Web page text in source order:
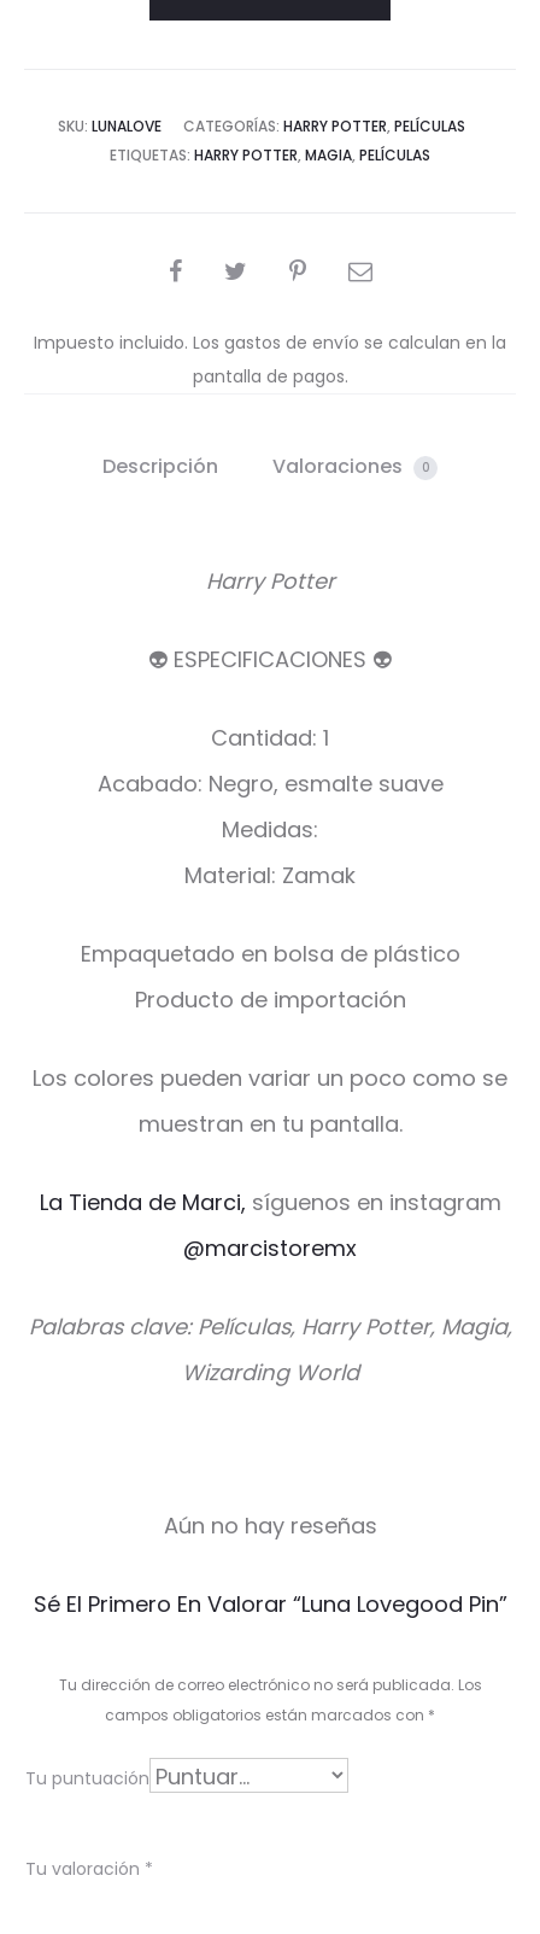
SKU: LUNALOVE CATEGORÍAS: HARRY POTTER, PELÍCULAS
ETIQUETAS: HARRY POTTER, MAGIA, PELÍCULAS
COMPARTIR
Impuesto incluido. Los gastos de envío se calculan en la
pantalla de pagos.
Descripción Valoraciones 0
Harry Potter
👽 ESPECIFICACIONES 👽
Cantidad: 1
Acabado: Negro, esmalte suave
Medidas:
Material: Zamak
Empaquetado en bolsa de plástico
Producto de importación
Los colores pueden variar un poco como se
muestran en tu pantalla.
La Tienda de Marci, síguenos en instagram
@marcistoremx
Palabras clave: Películas, Harry Potter, Magia,
Wizarding World
V
a
r
i
Aún no hay reseñas
Sé El Primero En Valorar “Luna Lovegood Pin”
Tu dirección de correo electrónico no será publicada. Los
campos obligatorios están marcados con *
Tu puntuación
Tu valoración *